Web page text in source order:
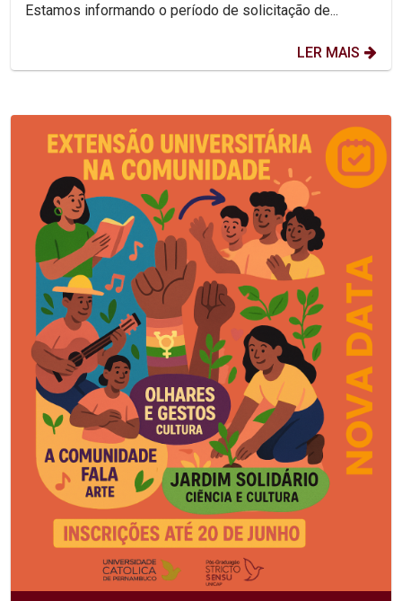
Estamos informando o período de solicitação de...
LER MAIS